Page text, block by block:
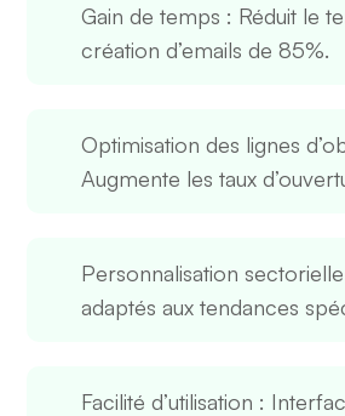
Gain de temps : Réduit le
création d’emails de 85%.
Optimisation des lignes
Augmente les taux
Personnalisation sectorielle
adaptés aux tendances
Facilité d’utilisation :